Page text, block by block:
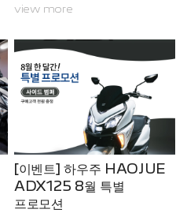
view more
[이벤트] 하우주 HAOJUE
ADX125 8월 특별
프로모션